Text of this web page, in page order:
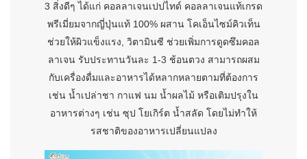
3 สิ่งดีๆ ได้แก่ คอลลาเจนเปปไทด์ คอลลาเจนแท้เกรด
พรีเมี่ยมจากญี่ปุ่นแท้ 100% ผสาน โคเอ็นไซม์คิวเท็น
ช่วยให้ผิวแข็งแรง, วิตามินซี ช่วยเพิ่มการดูดซึมคอล
ลาเจน รับประทานวันละ 1-3 ช้อนตวง สามารถผสม
กับเครื่องดื่มและอาหารได้หลากหลายตามที่ต้องการ
เช่น น้ำเปล่าชา กาแฟ นม น้ำผลไม้ หรือเติมปรุงใน
อาหารต่างๆ เช่น ซุป โยเกิร์ต น้ำสลัด โดยไม่ทำให้
รสชาติของอาหารเปลี่ยนแปลง